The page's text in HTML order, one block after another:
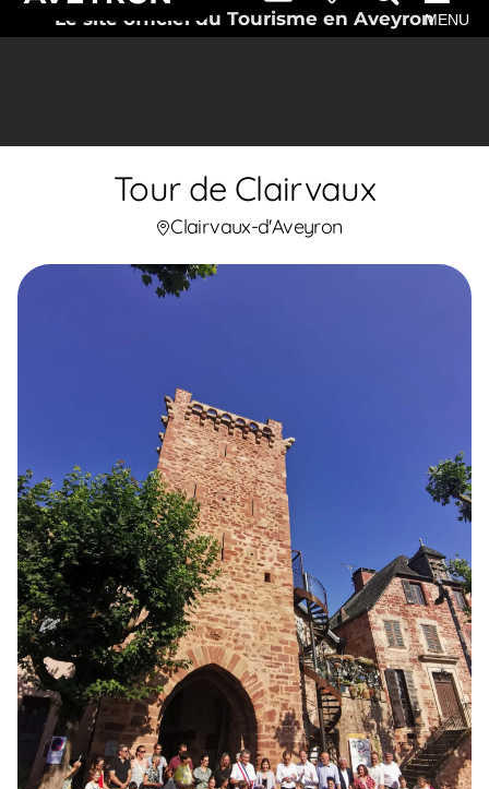
Le site officiel du Tourisme en AveyronMENU
Tour de Clairvaux
Clairvaux-d'Aveyron